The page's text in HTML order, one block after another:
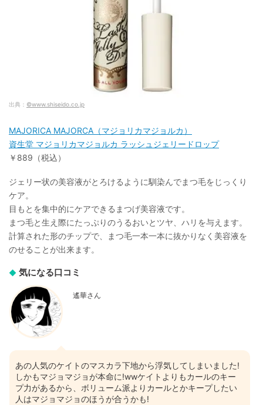
出典： ©www.shiseido.co.jp
MAJORICA MAJORCA（マジョリカマジョルカ）
資生堂 マジョリカマジョルカ ラッシュジェリードロップ
￥889（税込）
ジェリー状の美容液がとろけるように馴染んでまつ毛をじっくり
ケア。
目もとを集中的にケアできるまつげ美容液です。
まつ毛と生え際にたっぷりのうるおいとツヤ、ハリを与えます。
計算された形のチップで、まつ毛一本一本に抜かりなく美容液を
のせることが出来ます。
気になる口コミ
遙華さん
あの人気のケイトのマスカラ下地から浮気してしまいました!
しかもマジョマジョが本命に!wwケイトよりもカールのキー
プ力があるから、ボリューム派よりカールとかキープしたい
人はマジョマジョのほうが合うかも!